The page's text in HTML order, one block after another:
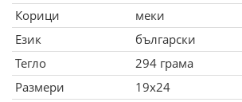
Корици
меки
Език
български
Тегло
294 грама
Размери
19x24